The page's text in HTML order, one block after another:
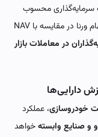
محسوب
می‌شود. این نسبت نشان‌دهنده میزان ارزندگی سهام ورنا در مقایسه با NAV
در معاملات بازار
دارایی‌ها
خودروسازی، عملکرد
و صنایع وابستهخواهد